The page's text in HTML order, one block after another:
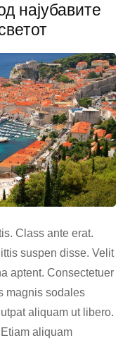
најубавите
Class ante erat.
suspen disse. Velit
aptent. Consectetuer
magnis sodales
aliquam ut libero.
aliquam